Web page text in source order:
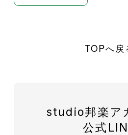
TOPへ戻
studio邦楽ア
公式